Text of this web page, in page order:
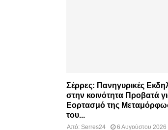
Σέρρες: Πανηγυρικές
στην κοινότητα Προβατά
Εορτασμό της
του...
Από: Serres24 6 Αυγούστου 2026